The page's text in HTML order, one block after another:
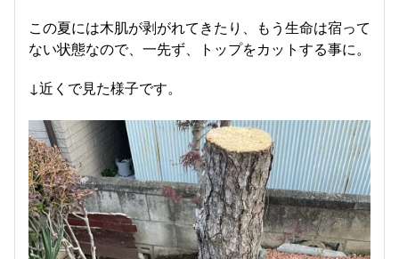
この夏には木肌が剥がれてきたり、もう生命は宿って
ない状態なので、一先ず、トップをカットする事に。
↓近くで見た様子です。